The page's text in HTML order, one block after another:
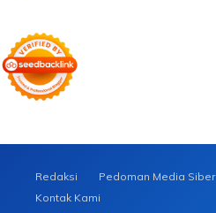
Redaksi Pedoman Media Siber
Kontak Kami